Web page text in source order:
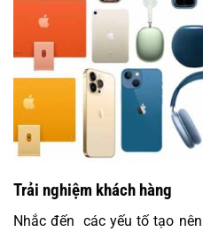
Trải nghiệm khách hàng
Nhắc đến các yếu tố tạo